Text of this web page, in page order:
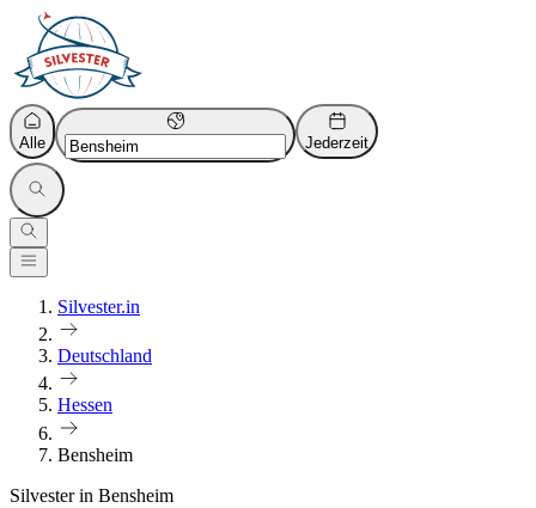
Alle Jederzeit
Silvester.in
Deutschland
Hessen
Bensheim
Silvester in Bensheim